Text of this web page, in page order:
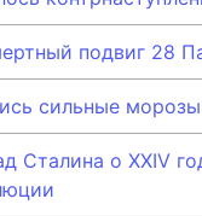
подвиг 28
сильные
Сталина о XXIV